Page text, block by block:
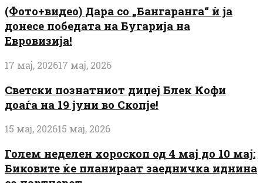
(Фото+видео) Дара со „Бангаранга“ ѝ ја
донесе победата на Бугарија на
Евровизија!
17 мај, 202617 мај, 2026
Светски познатниот диџеј Блек Кофи
доаѓа на 19 јуни во Скопје!
15 мај, 202615 мај, 2026
Голем неделен хороскоп од 4 мај до 10 мај:
Биковите ќе планираат заедничка иднина